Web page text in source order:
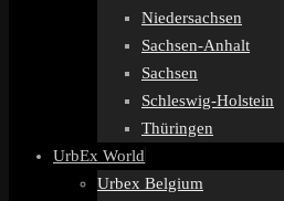
Niedersachsen
Sachsen-Anhalt
Sachsen
Schleswig-Holstein
Thüringen
UrbEx World
Urbex Belgium